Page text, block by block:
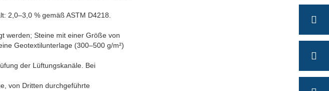
2,0–3,0 % gemäß ASTM D4218.
werden; Steine mit einer Größe von
Geotextilunterlage (300–500 g/m²)
der Lüftungskanäle. Bei
von Dritten durchgeführte